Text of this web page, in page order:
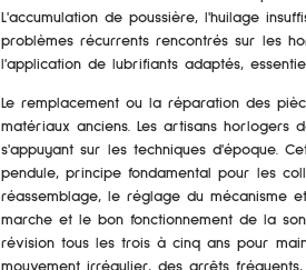
L'accumulation de poussière, l'huilage
problèmes récurrents rencontrés sur les
l'application de lubrifiants adaptés,
Le remplacement ou la réparation des
matériaux anciens. Les artisans horlogers
s'appuyant sur les techniques d'époque.
pendule, principe fondamental pour les
réassemblage, le réglage du mécanisme
marche et le bon fonctionnement de la
révision tous les trois à cinq ans pour